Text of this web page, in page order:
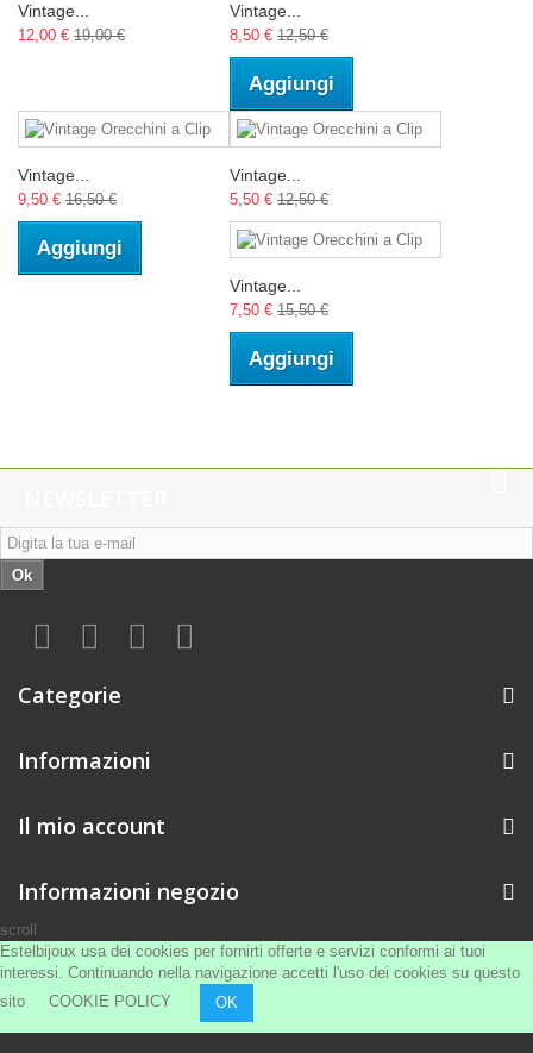
Vintage...
12,00 € 19,00 €
Vintage...
8,50 € 12,50 €
Aggiungi
Vintage...
9,50 € 16,50 €
Aggiungi
Vintage...
5,50 € 12,50 €
Vintage...
7,50 € 15,50 €
Aggiungi
Ok
Categorie
Informazioni
Il mio account
Informazioni negozio
scroll
Estelbijoux usa dei cookies per fornirti offerte e servizi conformi ai tuoi
interessi. Continuando nella navigazione accetti l'uso dei cookies su questo
sito COOKIE POLICY OK